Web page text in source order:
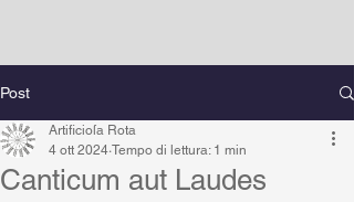
Post
Canticum aut Laudes
Artificioſa Rota
4 ott 2024 Tempo di lettura: 1 min